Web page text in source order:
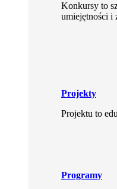
Konkursy to
umiejętności i
Projekty
Projektu to
Programy